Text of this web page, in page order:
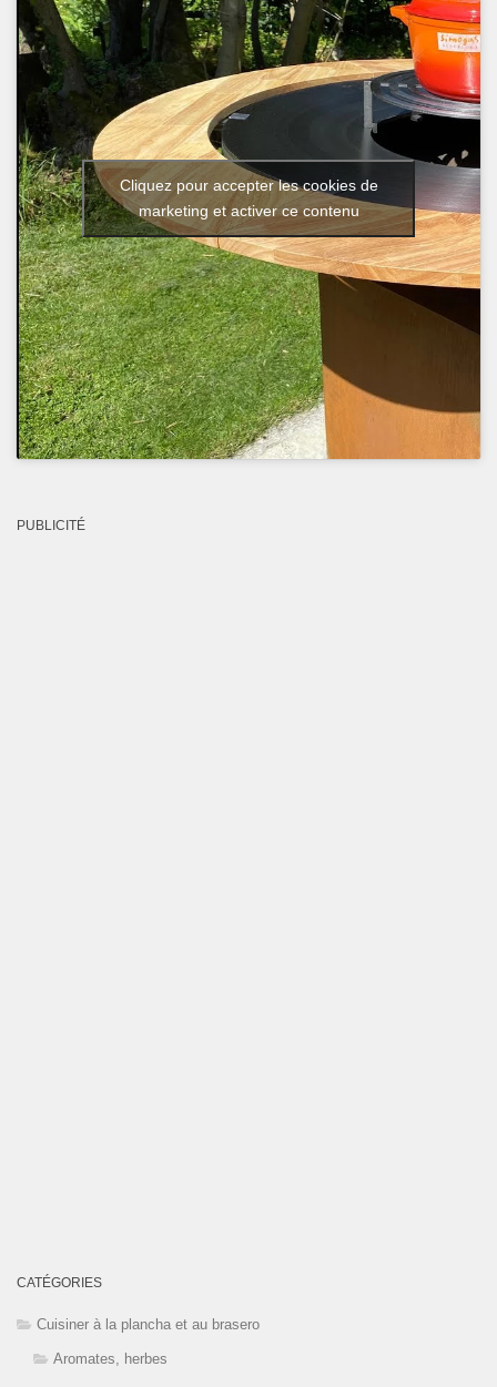
Cliquez pour accepter les cookies de
marketing et activer ce contenu
PUBLICITÉ
CATÉGORIES
Cuisiner à la plancha et au brasero
Aromates, herbes